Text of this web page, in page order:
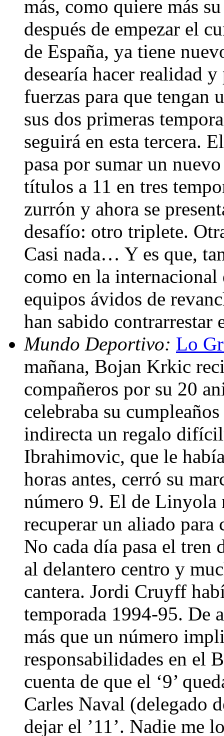
más, como quiere más
después de empezar el
de España, ya tiene
desearía hacer realidad
fuerzas para que
sus dos primeras
seguirá en esta tercera.
pasa por sumar un
títulos a 11 en tres
zurrón y ahora se
desafío: otro triplete.
Casi nada… Y es que,
como en la internacional
equipos ávidos de
han sabido
Mundo Deportivo: Lo
mañana, Bojan Krkic
compañeros por su 20
celebraba su
indirecta un regalo
Ibrahimovic, que le
horas antes, cerró su
número 9. El de Linyola
recuperar un aliado
No cada día pasa el
al delantero centro y
cantera. Jordi Cruyff
temporada 1994-95. De
más que un número
responsabilidades en el
cuenta de que el ‘9’
Carles Naval (delegado
dejar el ’11’. Nadie me